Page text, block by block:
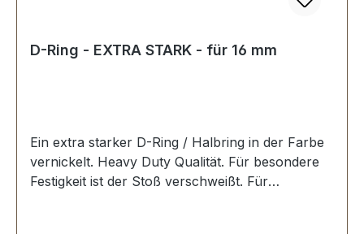
D-Ring - EXTRA STARK - für 16 mm
Ein extra starker D-Ring / Halbring in der Farbe
vernickelt. Heavy Duty Qualität. Für besondere
Festigkeit ist der Stoß verschweißt. Für